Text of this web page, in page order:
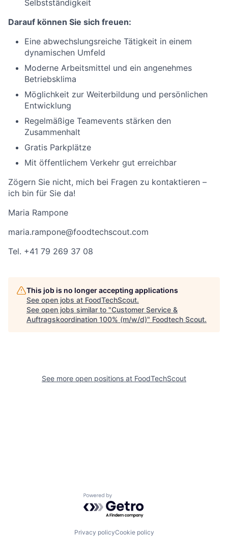
Selbstständigkeit
Darauf können Sie sich freuen:
Eine abwechslungsreiche Tätigkeit in einem
dynamischen Umfeld
Moderne Arbeitsmittel und ein angenehmes
Betriebsklima
Möglichkeit zur Weiterbildung und persönlichen
Entwicklung
Regelmäßige Teamevents stärken den
Zusammenhalt
Gratis Parkplätze
Mit öffentlichem Verkehr gut erreichbar
Zögern Sie nicht, mich bei Fragen zu kontaktieren –
ich bin für Sie da!
Maria Rampone
maria.rampone@foodtechscout.com
Tel. +41 79 269 37 08
This job is no longer accepting applications
See open jobs at FoodTechScout.
See open jobs similar to "Customer Service &
Auftragskoordination 100% (m/w/d)" Foodtech Scout.
See more open positions at FoodTechScout
Powered by Getro.com
Privacy policyCookie policy